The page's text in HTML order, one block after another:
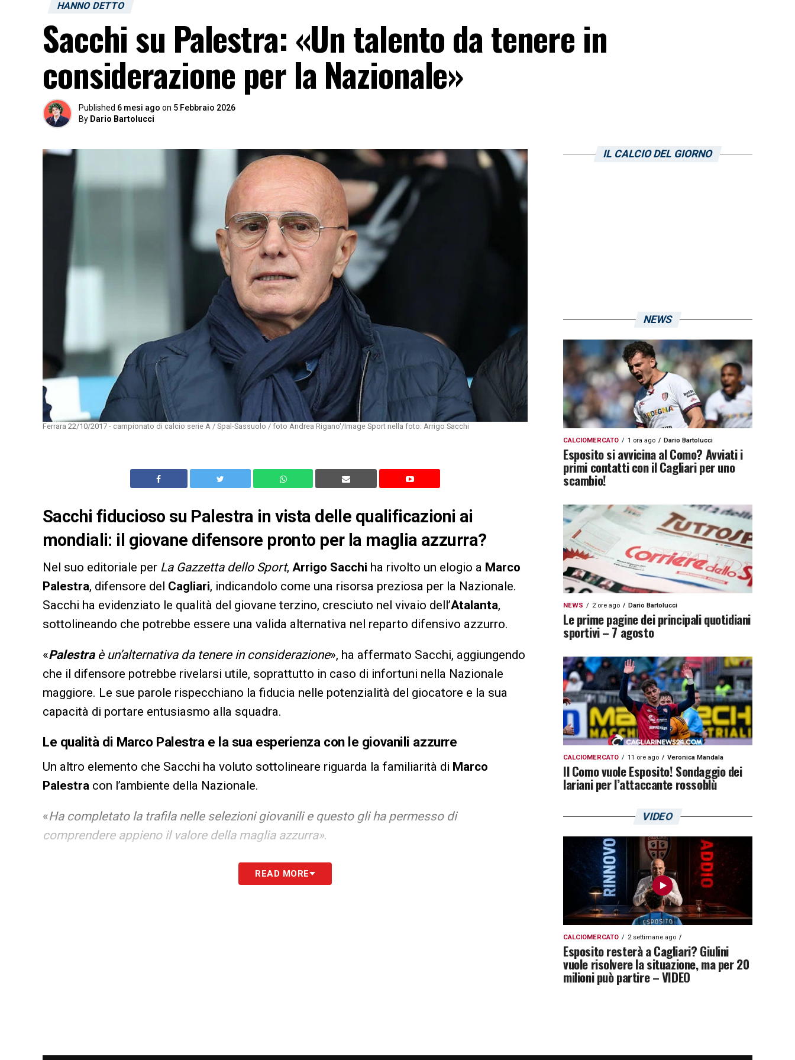
HANNO DETTO
Sacchi su Palestra: «Un talento da tenere in
considerazione per la Nazionale»
Published 6 mesi ago on 5 Febbraio 2026
By Dario Bartolucci
Ferrara 22/10/2017 - campionato di calcio serie A / Spal-Sassuolo / foto Andrea Rigano'/Image Sport nella foto: Arrigo Sacchi
Sacchi fiducioso su Palestra in vista delle qualificazioni ai
mondiali: il giovane difensore pronto per la maglia azzurra?
Nel suo editoriale per La Gazzetta dello Sport, Arrigo Sacchi ha rivolto un elogio a Marco
Palestra, difensore del Cagliari, indicandolo come una risorsa preziosa per la Nazionale.
Sacchi ha evidenziato le qualità del giovane terzino, cresciuto nel vivaio dell’Atalanta,
sottolineando che potrebbe essere una valida alternativa nel reparto difensivo azzurro.
«Palestraè un’alternativa da tenere in considerazione», ha affermato Sacchi, aggiungendo
che il difensore potrebbe rivelarsi utile, soprattutto in caso di infortuni nella Nazionale
maggiore. Le sue parole rispecchiano la fiducia nelle potenzialità del giocatore e la sua
capacità di portare entusiasmo alla squadra.
Le qualità di Marco Palestra e la sua esperienza con le giovanili azzurre
Un altro elemento che Sacchi ha voluto sottolineare riguarda la familiarità di Marco
Palestra con l’ambiente della Nazionale.
«Ha completato la trafila nelle selezioni giovanili e questo gli ha permesso di
comprendere appieno il valore della maglia azzurra».
Secondo l’ex CT della Nazionale, questa esperienza formativa rende
particolarmente adatto per un futuro in azzurro, e le sue qualità in campo potrebbero
READ MORE
IL CALCIO DEL GIORNO
NEWS
CALCIOMERCATO 1 ora ago Dario Bartolucci
Esposito si avvicina al Como? Avviati i
primi contatti con il Cagliari per uno
scambio!
NEWS 2 ore ago Dario Bartolucci
Le prime pagine dei principali quotidiani
sportivi – 7 agosto
CALCIOMERCATO 11 ore ago Veronica Mandala
Il Como vuole Esposito! Sondaggio dei
lariani per l’attaccante rossoblù
VIDEO
CALCIOMERCATO 2 settimane ago
Esposito resterà a Cagliari? Giulini
vuole risolvere la situazione, ma per 20
milioni può partire – VIDEO